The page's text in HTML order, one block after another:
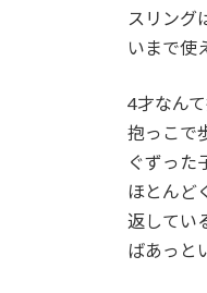
スリング
いまで使
4才なん
抱っこで
ぐずった
ほとんど
返してい
ばあっと